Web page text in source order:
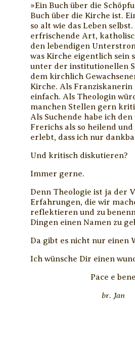
»Ein Buch über die
Buch über die Kirche ist.
so alt wie das Leben selbst.
erfrischende Art,
den lebendigen
was Kirche eigentlich sein
unter der institutionellen
dem kirchlich
Kirche. Als Franziskanerin
einfach. Als Theologin
manchen Stellen gern
Als Suchende habe ich
Frerichs als so heilend und
erlebt, dass ich nur
Und kritisch diskutieren?
Immer gerne.
Denn Theologie ist ja der
Erfahrungen, die wir
reflektieren und zu
Dingen einen Namen zu
Da gibt es nicht nur einen
Ich wünsche Dir einen
Pace e bene
br. Jan